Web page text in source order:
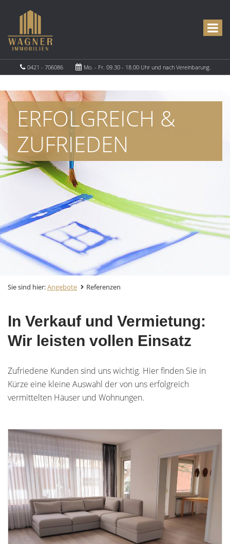
0421 - 706086 Mo. - Fr. 09.30 - 18.00 Uhr und nach Vereinbarung.
ERFOLGREICH &
ZUFRIEDEN
Sie sind hier:Angebote Referenzen
In Verkauf und Vermietung:
Wir leisten vollen Einsatz
Zufriedene Kunden sind uns wichtig. Hier finden Sie in
Kürze eine kleine Auswahl der von uns erfolgreich
vermittelten Häuser und Wohnungen.